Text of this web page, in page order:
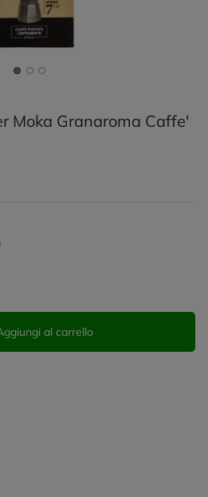
Moka Granaroma Caffe'
al carrello